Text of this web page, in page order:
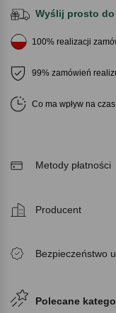
Wyślij prosto do
100% realizacji
99% zamówień
Co ma wpływ na
Metody płatności
Producent
Bezpieczeństwo
Polecane